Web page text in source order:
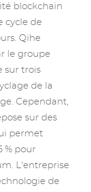
blockchain
cycle de
Qihe
le groupe
sur trois
de la
Cependant,
sur des
permet
% pour
L'entreprise
de